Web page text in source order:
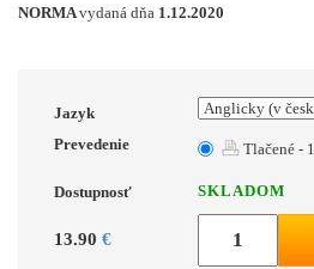
NORMAvydaná dňa 1.12.2020
Jazyk
Prevedenie
Tlačené -
Dostupnosť SKLADOM
13.90 €